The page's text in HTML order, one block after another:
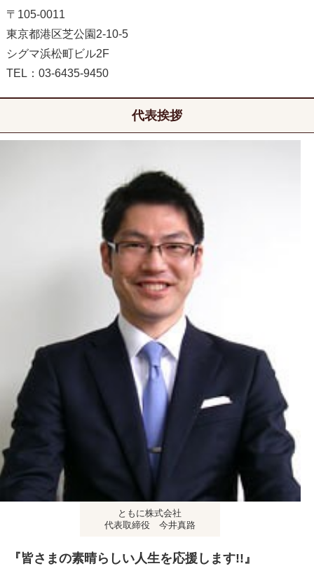
〒105-0011
東京都港区芝公園2-10-5
シグマ浜松町ビル2F
TEL：03-6435-9450
代表挨拶
ともに株式会社
代表取締役 今井真路
『皆さまの素晴らしい人生を応援します!!』